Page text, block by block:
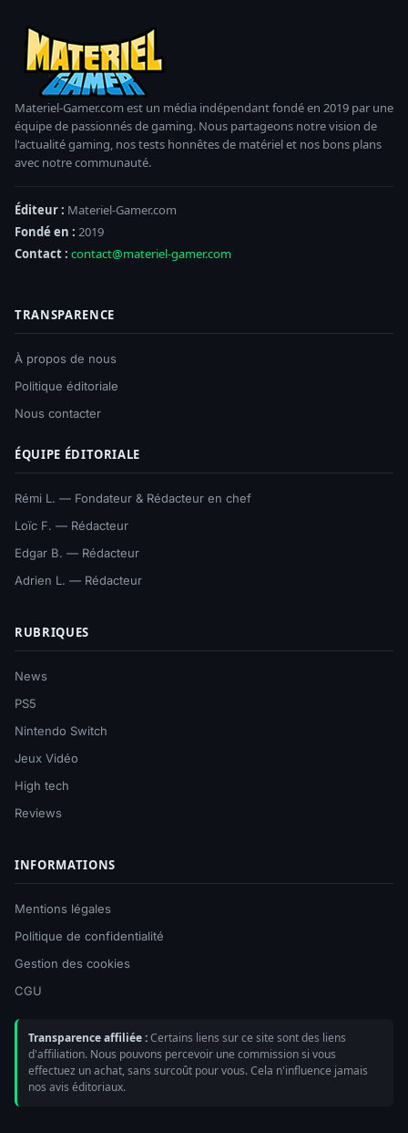
Materiel-Gamer.com est un média indépendant fondé en 2019 par une
équipe de passionnés de gaming. Nous partageons notre vision de
l'actualité gaming, nos tests honnêtes de matériel et nos bons plans
avec notre communauté.
Éditeur : Materiel-Gamer.com
Fondé en : 2019
Contact : contact@materiel-gamer.com
TRANSPARENCE
À propos de nous
Politique éditoriale
Nous contacter
ÉQUIPE ÉDITORIALE
Rémi L. — Fondateur & Rédacteur en chef
Loïc F. — Rédacteur
Edgar B. — Rédacteur
Adrien L. — Rédacteur
RUBRIQUES
News
PS5
Nintendo Switch
Jeux Vidéo
High tech
Reviews
INFORMATIONS
Mentions légales
Politique de confidentialité
Gestion des cookies
CGU
Transparence affiliée :Certains liens sur ce site sont des liens
d'affiliation. Nous pouvons percevoir une commission si vous
effectuez un achat, sans surcoût pour vous. Cela n'influence jamais
nos avis éditoriaux.